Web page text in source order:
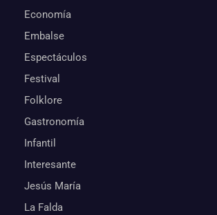
Economía
Embalse
Espectáculos
Festival
Folklore
Gastronomía
Infantil
Interesante
Jesús María
La Falda